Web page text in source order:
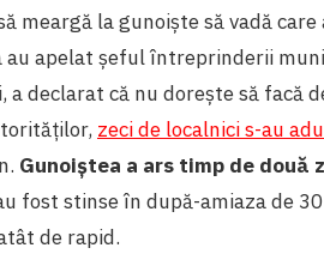
meargă la gunoiște să vadă
au apelat șeful întreprinderii
a declarat că nu dorește să facă
zeci de localnici s-au
Gunoiștea a ars timp de două
fost stinse în după-amiaza de
de rapid.